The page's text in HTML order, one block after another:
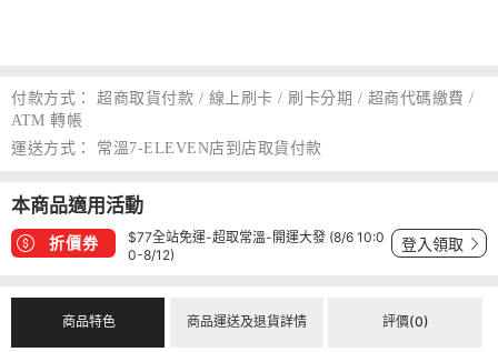
付款方式：
超商取貨付款 / 線上刷卡 / 刷卡分期 / 超商代碼繳費 /
ATM 轉帳
運送方式：
常溫7-ELEVEN店到店取貨付款
本商品適用活動
折價券
$77全站免運-超取常溫-開運大發 (8/6 10:0
0-8/12)
登入領取
商品特色 商品運送及退貨詳情 評價(0)